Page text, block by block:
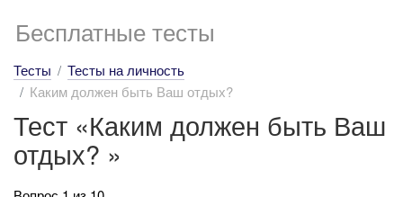
Бесплатные тесты
Тесты
Тесты на личность
Каким должен быть Ваш отдых?
Тест «Каким должен быть Ваш
отдых? »